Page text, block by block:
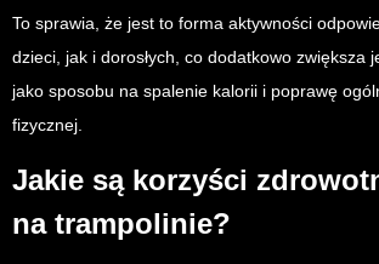
To sprawia, że jest to forma aktywności
dzieci, jak i dorosłych, co dodatkowo zwiększa
jako sposobu na spalenie kalorii i poprawę
fizycznej.
Jakie są korzyści
na trampolinie?